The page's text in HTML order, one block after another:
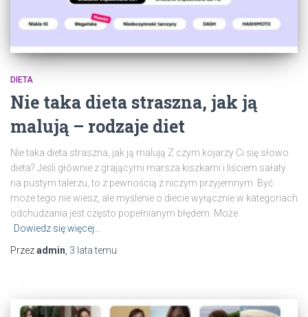
DIETA
Nie taka dieta straszna, jak ją
malują – rodzaje diet
Nie taka dieta straszna, jak ją malują Z czym kojarzy Ci się słowo
dieta? Jeśli głównie z grającymi marsza kiszkami i liściem sałaty
na pustym talerzu, to z pewnością z niczym przyjemnym. Być
może tego nie wiesz, ale myślenie o diecie wyłącznie w kategoriach
odchudzania jest często popełnianym błędem. Może
Dowiedz się więcej…
Przezadmin 3 latatemu